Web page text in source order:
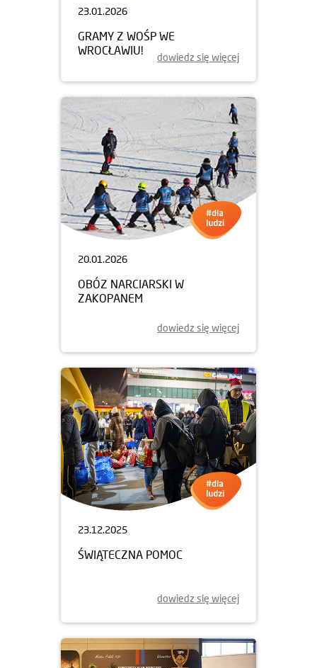
23.01.2026
GRAMY Z WOŚP WE
WROCŁAWIU!
dowiedz się więcej
20.01.2026
OBÓZ NARCIARSKI W
ZAKOPANEM
dowiedz się więcej
23.12.2025
ŚWIĄTECZNA POMOC
dowiedz się więcej